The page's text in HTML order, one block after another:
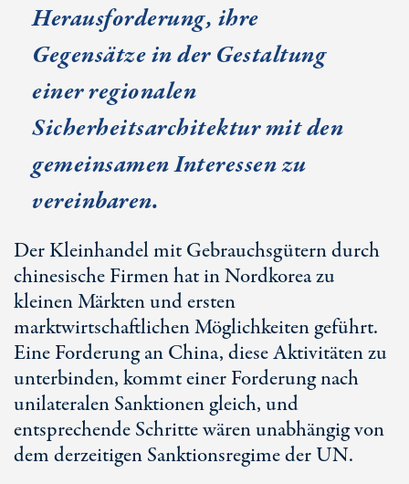
Herausforderung, ihre
Gegensätze in der Gestaltung
einer regionalen
Sicherheitsarchitektur mit den
gemeinsamen Interessen zu
vereinbaren.
Der Kleinhandel mit Gebrauchsgütern durch
chinesische Firmen hat in Nordkorea zu
kleinen Märkten und ersten
marktwirtschaftlichen Möglichkeiten geführt.
Eine Forderung an China, diese Aktivitäten zu
unterbinden, kommt einer Forderung nach
unilateralen Sanktionen gleich, und
entsprechende Schritte wären unabhängig von
dem derzeitigen Sanktionsregime der UN.